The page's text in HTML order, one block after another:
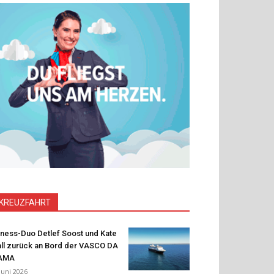
KREUZFAHRT
Duo Detlef Soost und Kate
zurück an Bord der VASCO DA
2026